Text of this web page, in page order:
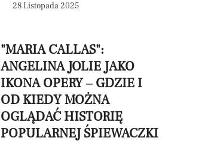
28 Listopada 2025
"MARIA CALLAS":
ANGELINA JOLIE JAKO
IKONA OPERY – GDZIE I
OD KIEDY MOŻNA
OGLĄDAĆ HISTORIĘ
POPULARNEJ ŚPIEWACZKI